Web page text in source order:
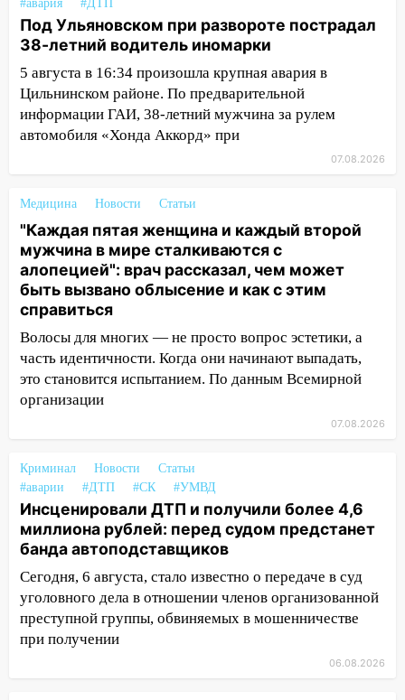
миллионов рублей за криминальное
покровительство
На «кольце» кроссовер сбил 18-
летнего мопедиста
15:00 В Ульяновске после тройного ДТП
госпитализировали 25-летнего байкера
14:08 Пешеход переходил по «зебре»:
подробности серьезной аварии на
Фруктовой
13:30 В Димитровграде на улице
Трудовой горело здание
13:00 Водитель без прав врезался в
припаркованный автомобиль
12:37 Переезжал «зебру» на
Железнодорожном районе горела дача
11:33 В Засвияжье под колёса авто
попал мужчина
11:17
В Радищевском районе сгорели
хозяйственные постройки
11:00 В Канадее горел жилой дом
10:18
Губернатор Ульяновской области:
уничтожено четыре беспилотника в
#авария #ДТП
Под Ульяновском при развороте пострадал
38-летний водитель иномарки
5 августа в 16:34 произошла крупная авария в
Цильнинском районе. По предварительной
информации ГАИ, 38-летний мужчина за рулем
автомобиля «Хонда Аккорд» при
07.08.2026
Медицина Новости Статьи
"Каждая пятая женщина и каждый второй
мужчина в мире сталкиваются с
алопецией": врач рассказал, чем может
быть вызвано облысение и как с этим
справиться
Волосы для многих — не просто вопрос эстетики, а
часть идентичности. Когда они начинают выпадать,
это становится испытанием. По данным Всемирной
организации
07.08.2026
Криминал Новости
Статьи
#аварии
#ДТП #СК #УМВД
Инсценировали ДТП и получили более 4,6
миллиона рублей: перед судом предстанет
банда автоподставщиков
Сегодня, 6 августа, стало известно о передаче в суд
уголовного дела в отношении членов организованной
преступной группы, обвиняемых в мошенничестве
при получении
06.08.2026